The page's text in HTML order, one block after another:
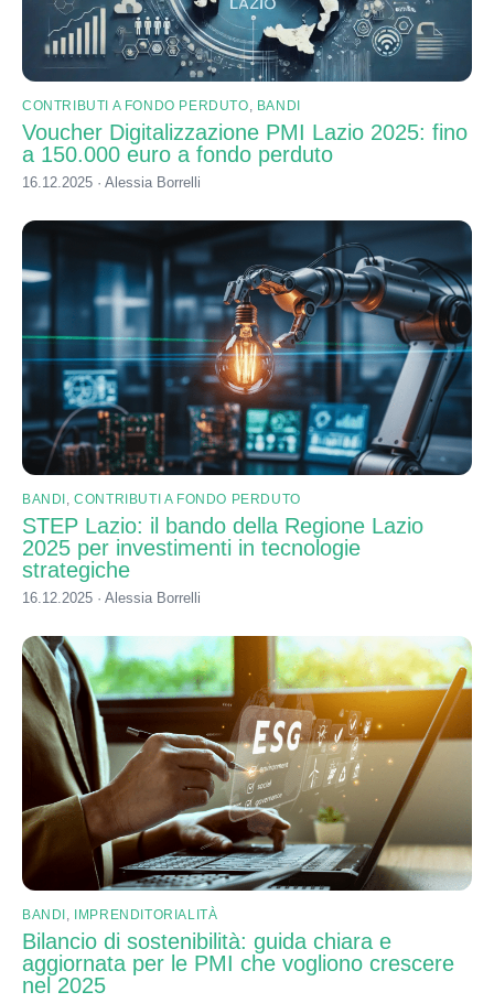
CONTRIBUTI A FONDO PERDUTO, BANDI
Voucher Digitalizzazione PMI Lazio 2025: fino
a 150.000 euro a fondo perduto
16.12.2025 · Alessia Borrelli
BANDI ,CONTRIBUTI A FONDO PERDUTO
STEP Lazio: il bando della Regione Lazio
2025 per investimenti in tecnologie
strategiche
16.12.2025 · Alessia Borrelli
BANDI , IMPRENDITORIALITÀ
Bilancio di sostenibilità: guida chiara e
aggiornata per le PMI che vogliono crescere
nel 2025